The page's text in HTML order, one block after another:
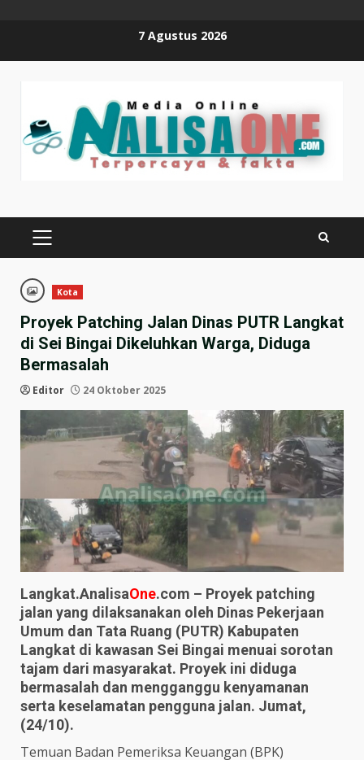
7 Agustus 2026
PRIMARY
Kota
Proyek Patching Jalan Dinas PUTR Langkat
di Sei Bingai Dikeluhkan Warga, Diduga
Bermasalah
Editor 24 Oktober 2025
Langkat.AnalisaOne.com – Proyek patching
jalan yang dilaksanakan oleh Dinas Pekerjaan
Umum dan Tata Ruang (PUTR) Kabupaten
Langkat di kawasan Sei Bingai menuai sorotan
tajam dari masyarakat. Proyek ini diduga
bermasalah dan mengganggu kenyamanan
serta keselamatan pengguna jalan. Jumat,
(24/10).
Temuan Badan Pemeriksa Keuangan (BPK)